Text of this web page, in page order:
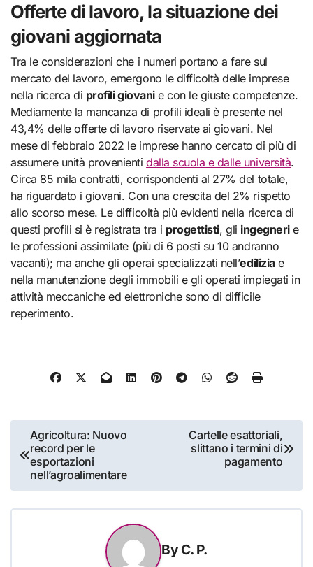
Offerte di lavoro, la situazione dei
giovani aggiornata
Tra le considerazioni che i numeri portano a fare sul
mercato del lavoro, emergono le difficoltà delle imprese
nella ricerca di profili giovanie con le giuste competenze.
Mediamente la mancanza di profili ideali è presente nel
43,4% delle offerte di lavoro riservate ai giovani. Nel
mese di febbraio 2022 le imprese hanno cercato di più di
assumere unità provenientidalla scuola e dalle università.
Circa 85 mila contratti, corrispondenti al 27% del totale,
ha riguardato i giovani. Con una crescita del 2% rispetto
allo scorso mese. Le difficoltà più evidenti nella ricerca di
questi profili si è registrata tra i progettisti, gli ingegnerie
le professioni assimilate (più di 6 posti su 10 andranno
vacanti); ma anche gli operai specializzati nell’ediliziae
nella manutenzione degli immobili e gli operati impiegati in
attività meccaniche ed elettroniche sono di difficile
reperimento.
Navigazione
articoli
Agricoltura: Nuovo
record per le
esportazioni
nell’agroalimentare
Cartelle esattoriali,
slittano i termini di
pagamento
By C. P.